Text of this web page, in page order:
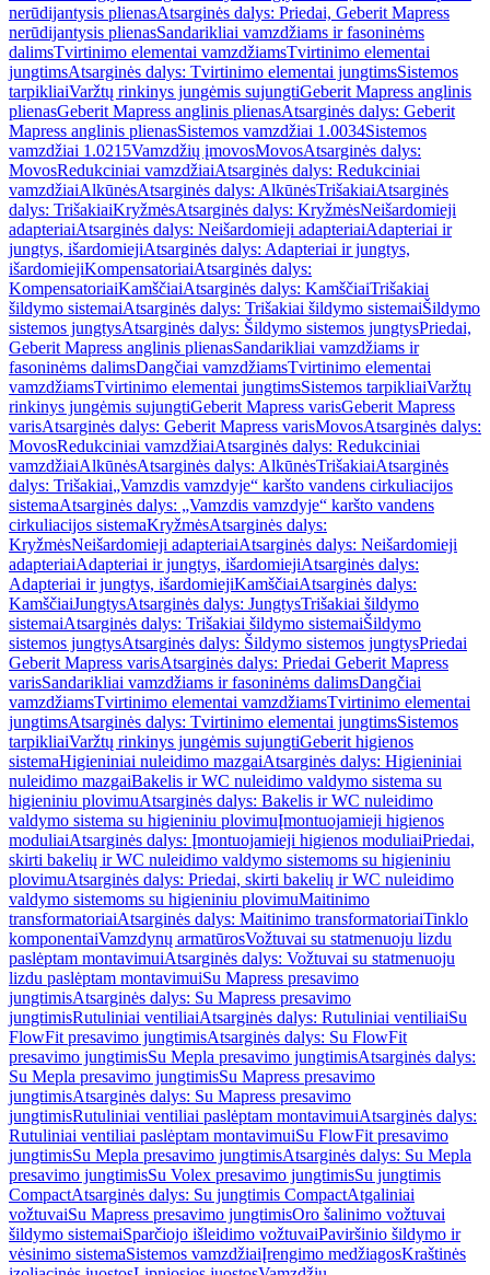
nerūdijantysis plienasAtsarginės dalys: Priedai, Geberit Mapress
nerūdijantysis plienasSandarikliai vamzdžiams ir fasoninėms
dalimsTvirtinimo elementai vamzdžiamsTvirtinimo elementai
jungtimsAtsarginės dalys: Tvirtinimo elementai jungtimsSistemos
tarpikliaiVaržtų rinkinys jungėmis sujungtiGeberit Mapress anglinis
plienasGeberit Mapress anglinis plienasAtsarginės dalys: Geberit
Mapress anglinis plienasSistemos vamzdžiai 1.0034Sistemos
vamzdžiai 1.0215Vamzdžių įmovosMovosAtsarginės dalys:
MovosRedukciniai vamzdžiaiAtsarginės dalys: Redukciniai
vamzdžiaiAlkūnėsAtsarginės dalys: AlkūnėsTrišakiaiAtsarginės
dalys: TrišakiaiKryžmėsAtsarginės dalys: KryžmėsNeišardomieji
adapteriaiAtsarginės dalys: Neišardomieji adapteriaiAdapteriai ir
jungtys, išardomiejiAtsarginės dalys: Adapteriai ir jungtys,
išardomiejiKompensatoriaiAtsarginės dalys:
KompensatoriaiKamščiaiAtsarginės dalys: KamščiaiTrišakiai
šildymo sistemaiAtsarginės dalys: Trišakiai šildymo sistemaiŠildymo
sistemos jungtysAtsarginės dalys: Šildymo sistemos jungtysPriedai,
Geberit Mapress anglinis plienasSandarikliai vamzdžiams ir
fasoninėms dalimsDangčiai vamzdžiamsTvirtinimo elementai
vamzdžiamsTvirtinimo elementai jungtimsSistemos tarpikliaiVaržtų
rinkinys jungėmis sujungtiGeberit Mapress varisGeberit Mapress
varisAtsarginės dalys: Geberit Mapress varisMovosAtsarginės dalys:
MovosRedukciniai vamzdžiaiAtsarginės dalys: Redukciniai
vamzdžiaiAlkūnėsAtsarginės dalys: AlkūnėsTrišakiaiAtsarginės
dalys: Trišakiai„Vamzdis vamzdyje“ karšto vandens cirkuliacijos
sistemaAtsarginės dalys: „Vamzdis vamzdyje“ karšto vandens
cirkuliacijos sistemaKryžmėsAtsarginės dalys:
KryžmėsNeišardomieji adapteriaiAtsarginės dalys: Neišardomieji
adapteriaiAdapteriai ir jungtys, išardomiejiAtsarginės dalys:
Adapteriai ir jungtys, išardomiejiKamščiaiAtsarginės dalys:
KamščiaiJungtysAtsarginės dalys: JungtysTrišakiai šildymo
sistemaiAtsarginės dalys: Trišakiai šildymo sistemaiŠildymo
sistemos jungtysAtsarginės dalys: Šildymo sistemos jungtysPriedai
Geberit Mapress varisAtsarginės dalys: Priedai Geberit Mapress
varisSandarikliai vamzdžiams ir fasoninėms dalimsDangčiai
vamzdžiamsTvirtinimo elementai vamzdžiamsTvirtinimo elementai
jungtimsAtsarginės dalys: Tvirtinimo elementai jungtimsSistemos
tarpikliaiVaržtų rinkinys jungėmis sujungtiGeberit higienos
sistemaHigieniniai nuleidimo mazgaiAtsarginės dalys: Higieniniai
nuleidimo mazgaiBakelis ir WC nuleidimo valdymo sistema su
higieniniu plovimuAtsarginės dalys: Bakelis ir WC nuleidimo
valdymo sistema su higieniniu plovimuĮmontuojamieji higienos
moduliaiAtsarginės dalys: Įmontuojamieji higienos moduliaiPriedai,
skirti bakelių ir WC nuleidimo valdymo sistemoms su higieniniu
plovimuAtsarginės dalys: Priedai, skirti bakelių ir WC nuleidimo
valdymo sistemoms su higieniniu plovimuMaitinimo
transformatoriaiAtsarginės dalys: Maitinimo transformatoriaiTinklo
komponentaiVamzdynų armatūrosVožtuvai su statmenuoju lizdu
paslėptam montavimuiAtsarginės dalys: Vožtuvai su statmenuoju
lizdu paslėptam montavimuiSu Mapress presavimo
jungtimisAtsarginės dalys: Su Mapress presavimo
jungtimisRutuliniai ventiliaiAtsarginės dalys: Rutuliniai ventiliaiSu
FlowFit presavimo jungtimisAtsarginės dalys: Su FlowFit
presavimo jungtimisSu Mepla presavimo jungtimisAtsarginės dalys:
Su Mepla presavimo jungtimisSu Mapress presavimo
jungtimisAtsarginės dalys: Su Mapress presavimo
jungtimisRutuliniai ventiliai paslėptam montavimuiAtsarginės dalys:
Rutuliniai ventiliai paslėptam montavimuiSu FlowFit presavimo
jungtimisSu Mepla presavimo jungtimisAtsarginės dalys: Su Mepla
presavimo jungtimisSu Volex presavimo jungtimisSu jungtimis
CompactAtsarginės dalys: Su jungtimis CompactAtgaliniai
vožtuvaiSu Mapress presavimo jungtimisOro šalinimo vožtuvai
šildymo sistemaiSparčiojo išleidimo vožtuvaiPaviršinio šildymo ir
vėsinimo sistemaSistemos vamzdžiaiĮrengimo medžiagosKraštinės